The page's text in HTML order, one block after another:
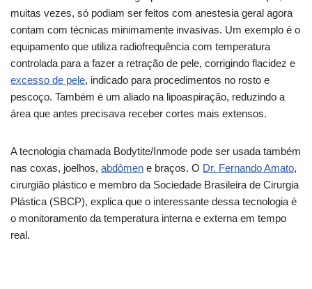
muitas vezes, só podiam ser feitos com anestesia geral agora
contam com técnicas minimamente invasivas. Um exemplo é o
equipamento que utiliza radiofrequência com temperatura
controlada para a fazer a retração de pele, corrigindo flacidez e
excesso de pele, indicado para procedimentos no rosto e
pescoço. Também é um aliado na lipoaspiração, reduzindo a
área que antes precisava receber cortes mais extensos.
A tecnologia chamada Bodytite/Inmode pode ser usada também
nas coxas, joelhos, abdômen e braços. O Dr. Fernando Amato,
cirurgião plástico e membro da Sociedade Brasileira de Cirurgia
Plástica (SBCP), explica que o interessante dessa tecnologia é
o monitoramento da temperatura interna e externa em tempo
real.